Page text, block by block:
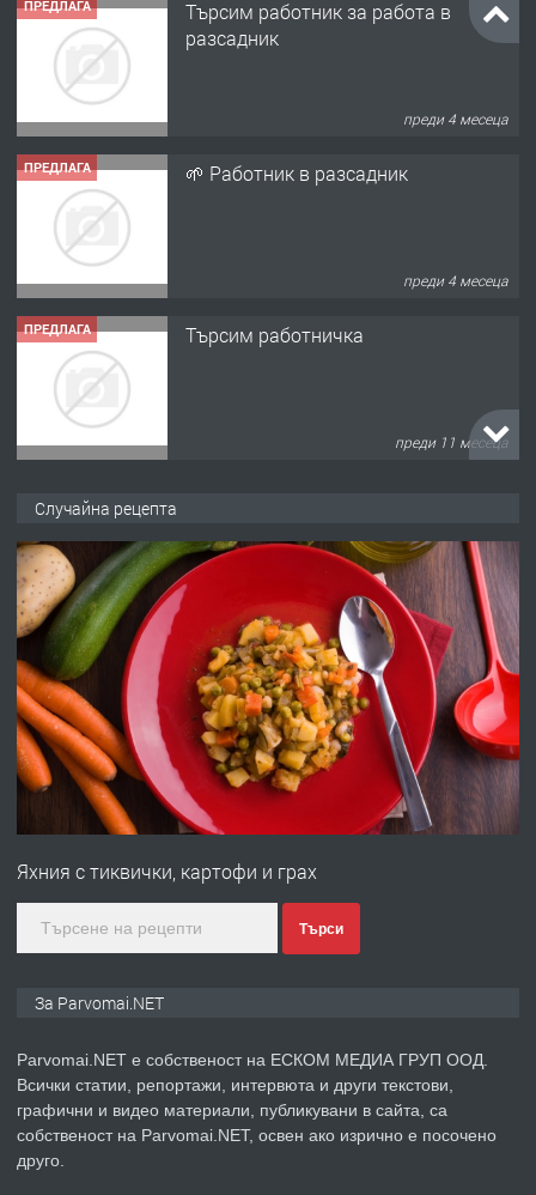
ПРЕДЛАГА
Търсим работник за работа в
разсадник
преди 4 месеца
ПРЕДЛАГА 🌱 Работник в разсадник
преди 4 месеца
ПРЕДЛАГА Търсим работничка
преди 11 месеца
преди 1 година
ПРЕДЛАГА Работа за общи работници
преди 1 година
Първи поход "По стъпките на Ангел
преди 1 година
ПРЕДЛАГА Уроци по Математика
Случайна рецепта
Яхния с тиквички, картофи и грах
Търси
За Parvomai.NET
Parvomai.NET е собственост на ЕСКОМ МЕДИА ГРУП ООД.
Всички статии, репортажи, интервюта и други текстови,
графични и видео материали, публикувани в сайта, са
собственост на Parvomai.NET, освен ако изрично е посочено
друго.